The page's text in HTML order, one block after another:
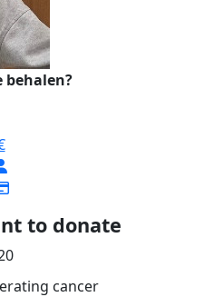
behalen?
to donate
cancer